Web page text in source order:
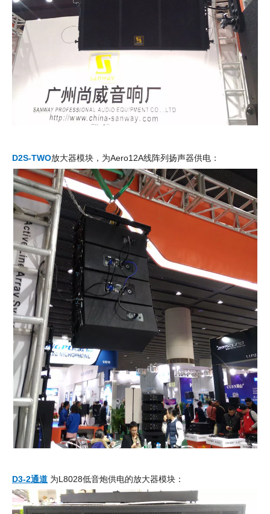
D2S-TWO放大器模块，为Aero12A线阵列扬声器供电：
D3-2通道 为L8028低音炮供电的放大器模块：